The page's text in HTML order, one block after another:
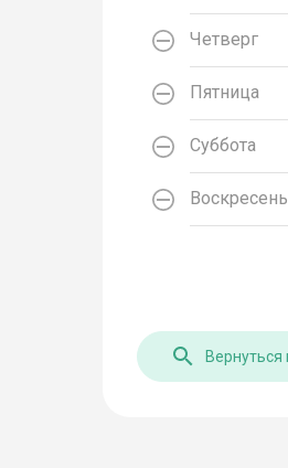
Четверг
Пятница
Суббота
Вернуться